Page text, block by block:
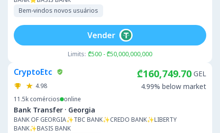
Bem-vindos novos usuários
Limits: ₾500 - ₾50,000,000,000
Vender
CryptoEtc
4.98
11.5k comércios online
Bank Transfer · Georgia
BANK OF GEORGIA✨TBC BANK✨CREDO BANK✨LIBERTY
BANK✨BASIS BANK
₾160,749.70 GEL
4.99% below market